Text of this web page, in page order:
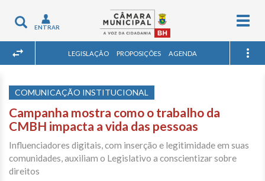
Toggle
navigation
ENTRAR
LEGISLAÇÃO PROPOSIÇÕES AGENDA
COMUNICAÇÃO INSTITUCIONAL
Campanha mostra como o trabalho da
CMBH impacta a vida das pessoas
Influenciadores digitais, com inserção e legitimidade em suas
comunidades, auxiliam o Legislativo a conscientizar sobre
direitos